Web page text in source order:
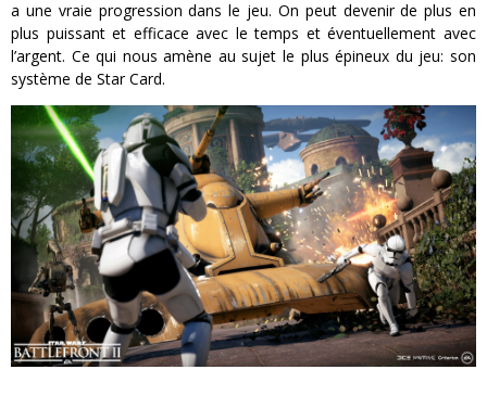
a une vraie progression dans le jeu. On peut devenir de plus en
plus puissant et efficace avec le temps et éventuellement avec
l’argent. Ce qui nous amène au sujet le plus épineux du jeu: son
système de Star Card.